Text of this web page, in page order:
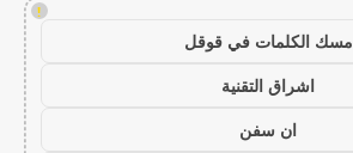
!
مسك الكلمات في قوقل
اشراق التقنية
ان سفن